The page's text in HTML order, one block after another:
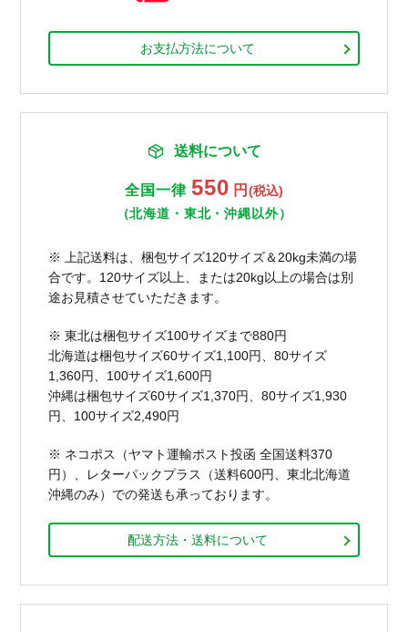
お支払方法について
送料について
全国一律 550 円 (税込)
（北海道・東北・沖縄以外）
※ 上記送料は、梱包サイズ120サイズ＆20kg未満の場
合です。120サイズ以上、または20kg以上の場合は別
途お見積させていただきます。
※ 東北は梱包サイズ100サイズまで880円
北海道は梱包サイズ60サイズ1,100円、80サイズ
1,360円、100サイズ1,600円
沖縄は梱包サイズ60サイズ1,370円、80サイズ1,930
円、100サイズ2,490円
※ ネコポス（ヤマト運輸ポスト投函 全国送料370
円）、レターパックプラス（送料600円、東北北海道
沖縄のみ）での発送も承っております。
配送方法・送料について